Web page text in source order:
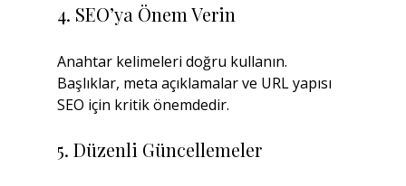
4. SEO’ya Önem Verin
Anahtar kelimeleri doğru kullanın.
Başlıklar, meta açıklamalar ve URL yapısı
SEO için kritik önemdedir.
5. Düzenli Güncellemeler